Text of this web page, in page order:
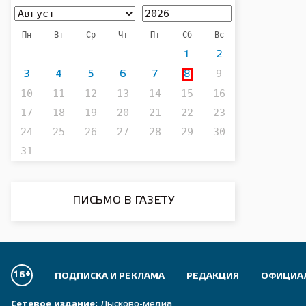
Пн Вт Ср Чт Пт Сб Вс
1 2
3 4 5 6 7 8
9
10
11 12 13 14 15
16
17
18 19 20 21 22
23
24
25 26 27 28 29
30
31
ПИСЬМО В ГАЗЕТУ
ПОДПИСКА И РЕКЛАМА